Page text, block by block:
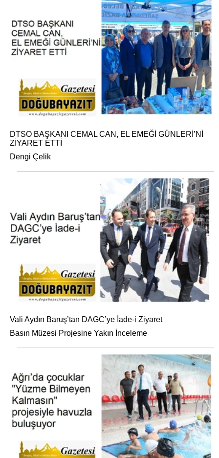
DTSO BAŞKANI CEMAL CAN, EL EMEĞİ GÜNLERİ’Nİ
ZİYARET ETTİ
Dengi Çelik
Vali Aydın Baruş’tan DAGC’ye İade-i Ziyaret
Basın Müzesi Projesine Yakın İnceleme